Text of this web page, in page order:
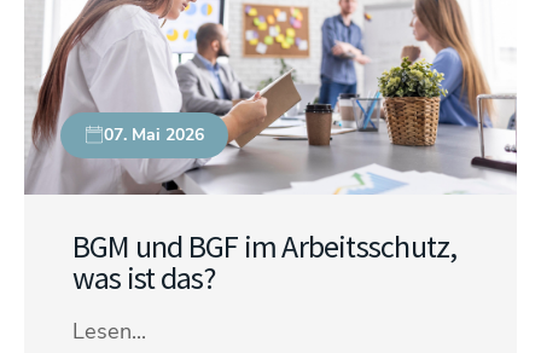
07. Mai 2026
BGM und BGF im Arbeitsschutz,
was ist das?
Lesen...